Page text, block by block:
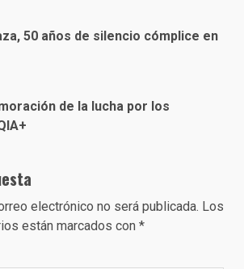
50 años de silencio cómplice en
de la lucha por los
electrónico no será publicada. Los
están marcados con *